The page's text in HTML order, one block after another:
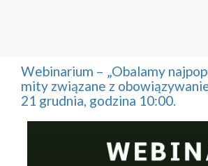
Webinarium – „Obalamy
mity związane z
21 grudnia, godzina 10:00.